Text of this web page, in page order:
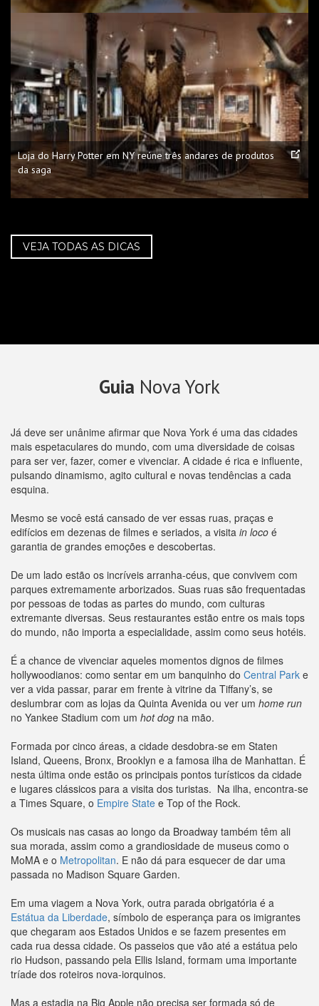
Loja do Harry Potter em NY reúne três andares de produtos
da saga
VEJA TODAS AS DICAS
Guia Nova York
Já deve ser unânime afirmar que Nova York é uma das cidades
mais espetaculares do mundo, com uma diversidade de coisas
para ser ver, fazer, comer e vivenciar. A cidade é rica e influente,
pulsando dinamismo, agito cultural e novas tendências a cada
esquina.
Mesmo se você está cansado de ver essas ruas, praças e
edifícios em dezenas de filmes e seriados, a visita in loco é
garantia de grandes emoções e descobertas.
De um lado estão os incríveis arranha-céus, que convivem com
parques extremamente arborizados. Suas ruas são frequentadas
por pessoas de todas as partes do mundo, com culturas
extremante diversas. Seus restaurantes estão entre os mais tops
do mundo, não importa a especialidade, assim como seus hotéis.
É a chance de vivenciar aqueles momentos dignos de filmes
hollywoodianos: como sentar em um banquinho do Central Park e
ver a vida passar, parar em frente à vitrine da Tiffany’s, se
deslumbrar com as lojas da Quinta Avenida ou ver um home run
no Yankee Stadium com um hot dog na mão.
Formada por cinco áreas, a cidade desdobra-se em Staten
Island, Queens, Bronx, Brooklyn e a famosa ilha de Manhattan. É
nesta última onde estão os principais pontos turísticos da cidade
e lugares clássicos para a visita dos turistas. Na ilha, encontra-se
a Times Square, o Empire State e Top of the Rock.
Os musicais nas casas ao longo da Broadway também têm ali
sua morada, assim como a grandiosidade de museus como o
MoMA e o Metropolitan. E não dá para esquecer de dar uma
passada no Madison Square Garden.
Em uma viagem a Nova York, outra parada obrigatória é a
Estátua da Liberdade, símbolo de esperança para os imigrantes
que chegaram aos Estados Unidos e se fazem presentes em
cada rua dessa cidade. Os passeios que vão até a estátua pelo
rio Hudson, passando pela Ellis Island, formam uma importante
tríade dos roteiros nova-iorquinos.
Mas a estadia na Big Apple não precisa ser formada só de